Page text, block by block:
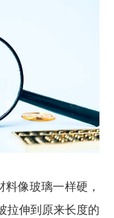
料像玻璃一样硬，
拉伸到原来长度的